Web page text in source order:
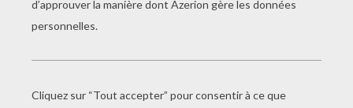
Le Cheval Mon Ami Océans